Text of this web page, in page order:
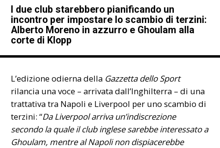
I due club starebbero pianificando un
incontro per impostare lo scambio di terzini:
Alberto Moreno in azzurro e Ghoulam alla
corte di Klopp
L’edizione odierna della Gazzetta dello Sport
rilancia una voce – arrivata dall’Inghilterra – di una
trattativa tra Napoli e Liverpool per uno scambio di
terzini: “Da Liverpool arriva un’indiscrezione
secondo la quale il club inglese sarebbe interessato a
Ghoulam, mentre al Napoli non dispiacerebbe